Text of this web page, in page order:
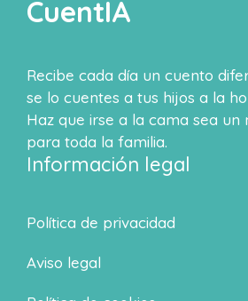
CuentIA
Recibe cada día un cuento
se lo cuentes a tus hijos a la
Haz que irse a la cama sea
para toda la familia.
Información legal
Política de privacidad
Aviso legal